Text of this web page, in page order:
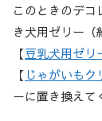
このときのデ
き犬用ゼリー（
【豆乳犬用ゼリ
【じゃがいもク
ーに置き換えて